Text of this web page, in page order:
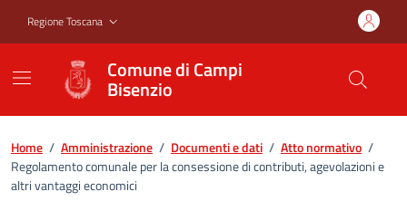
Regione Toscana
Comune di Campi
Bisenzio
Home / Amministrazione / Documenti e dati / Atto normativo /
Regolamento comunale per la consessione di contributi, agevolazioni e
altri vantaggi economici